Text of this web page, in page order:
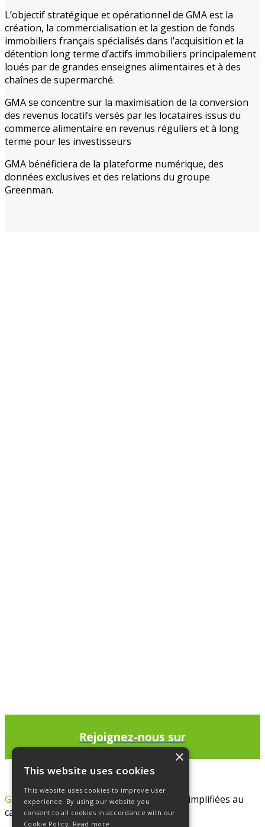
L’objectif stratégique et opérationnel de GMA est la
création, la commercialisation et la gestion de fonds
immobiliers français spécialisés dans l’acquisition et la
détention long terme d’actifs immobiliers principalement
loués par de grandes enseignes alimentaires et à des
chaînes de supermarché.
GMA se concentre sur la maximisation de la conversion
des revenus locatifs versés par les locataires issus du
commerce alimentaire en revenus réguliers et à long
terme pour les investisseurs
GMA bénéficiera de la plateforme numérique, des
données exclusives et des relations du groupe
Greenman.
Rejoignez-nous sur
Linkedin
GREENMAN ARTH– Société par Actions Simplifiées au
capital de 128 322 €
This website uses cookies
This website uses cookies to improve user
experience. By using our website you
consent to all cookies in accordance with our
Cookie Policy. Read more
×